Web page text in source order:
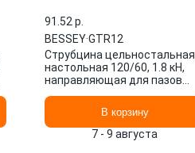
91.52 p.
BESSEY·GTR12
Струбцина цельностальная
настольная 120/60, 1.8 кН,
направляющая для пазов
В корзину
7 - 9 августа